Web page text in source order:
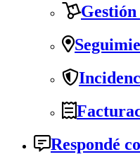
Gestión
Respondé